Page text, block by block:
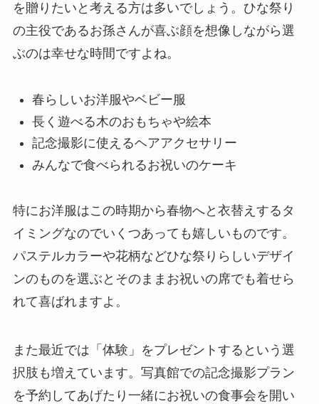
を贈りたいと考える方は多いでしょう。ひな祭り
の主役であるお孫さんが喜ぶ顔を想像しながら選
ぶのは幸せな時間ですよね。
春らしいお洋服やベビー服
長く遊べる木のおもちゃや絵本
記念撮影に使えるヘアアクセサリー
みんなで食べられるお祝いのケーキ
特にお洋服はこの時期から春物へと衣替えするタ
イミングなのでいくつあっても嬉しいものです。
パステルカラーや花柄などひな祭りらしいデザイ
ンのものを選ぶとそのままお祝いの席でも着せら
れて喜ばれますよ。
また最近では「体験」をプレゼントするという選
択肢も増えています。写真館での記念撮影プラン
を予約してあげたり一緒にお祝いの食事会を開い